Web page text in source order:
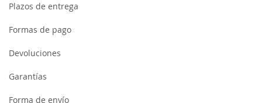
Plazos de entrega
Formas de pago
Devoluciones
Garantías
Forma de envío